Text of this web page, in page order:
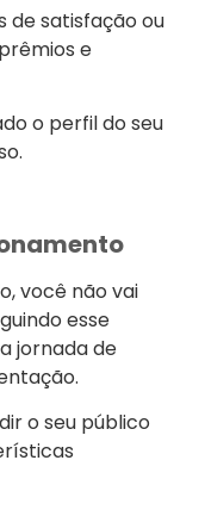
de satisfação ou
e
o perfil do seu
você não vai
esse
jornada de
o seu público